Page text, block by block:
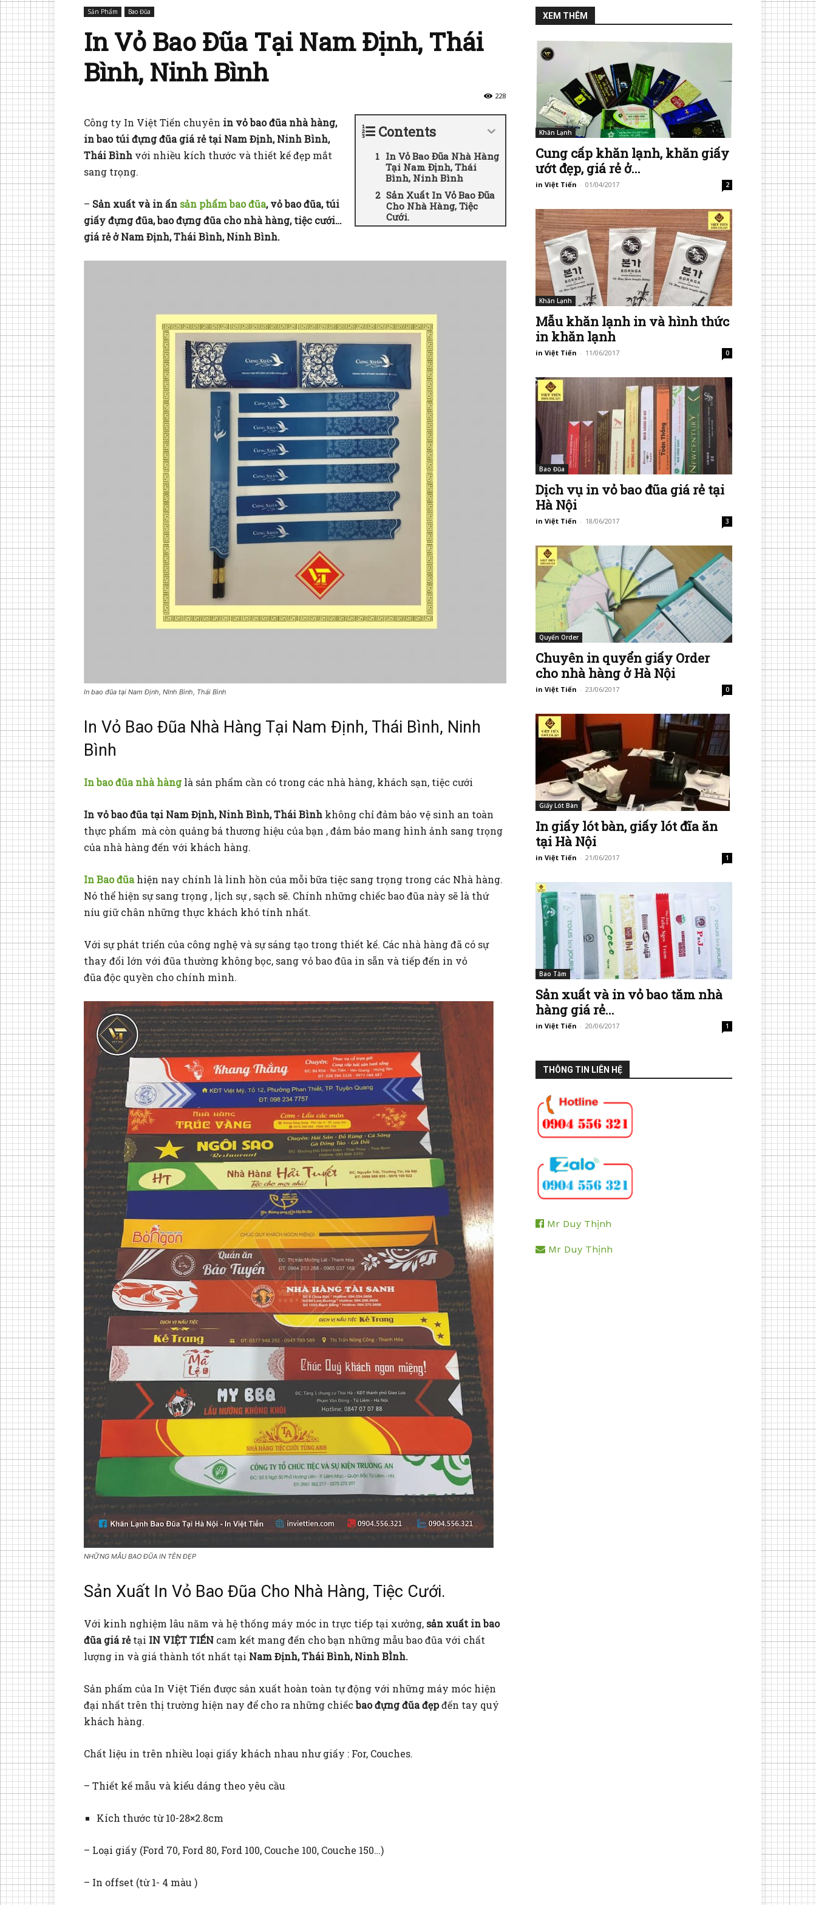
Sản Phẩm Bao Đũa
In Vỏ Bao Đũa Tại Nam Định, Thái
Bình, Ninh Bình
228
Contents
In Vỏ Bao Đũa Nhà Hàng
Tại Nam Định, Thái
Bình, Ninh Bình
Sản Xuất In Vỏ Bao Đũa
Cho Nhà Hàng, Tiệc
Cưới.
Công ty In Việt Tiến chuyên in vỏ bao đũa nhà hàng,
in bao túi đựng đũa giá rẻ tại Nam Định, Ninh Bình,
Thái Bình với nhiều kích thước và thiết kế đẹp mắt
sang trọng.
– Sản xuất và in ấn sản phẩm bao đũa, vỏ bao đũa, túi
giấy đựng đũa, bao đựng đũa cho nhà hàng, tiệc cưới…
giá rẻ ở Nam Định, Thái Bình, Ninh Bình.
In bao đũa tại Nam Định, NInh Bình, Thái Bình
In Vỏ Bao Đũa Nhà Hàng Tại Nam Định, Thái Bình, Ninh
Bình
In bao đũa nhà hànglà sản phẩm cần có trong các nhà hàng, khách sạn, tiệc cưới
In vỏ bao đũa tại Nam Định, Ninh Bình, Thái Bình không chỉ đảm bảo vệ sinh an toàn
thực phẩm mà còn quảng bá thương hiệu của bạn , đảm bảo mang hình ảnh sang trọng
của nhà hàng đến với khách hàng.
In Bao đũahiện nay chính là linh hồn của mỗi bữa tiệc sang trọng trong các Nhà hàng.
Nó thể hiện sự sang trọng , lịch sự , sạch sẽ. Chính những chiếc bao đũa này sẽ là thứ
níu giữ chân những thực khách khó tính nhất.
Với sự phát triển của công nghệ và sự sáng tạo trong thiết kế. Các nhà hàng đã có sự
thay đổi lớn với đũa thường không bọc, sang vỏ bao đũa in sẵn và tiếp đến in vỏ
đũa độc quyền cho chính mình.
NHỮNG MẪU BAO ĐŨA IN TÊN ĐẸP
Sản Xuất In Vỏ Bao Đũa Cho Nhà Hàng, Tiệc Cưới.
Với kinh nghiệm lâu năm và hệ thống máy móc in trực tiếp tại xưởng, sản xuất in bao
đũa giá rẻtại IN VIỆT TIẾN cam kết mang đến cho bạn những mẫu bao đũa với chất
lượng in và giá thành tốt nhất tại Nam Định, Thái Bình, Ninh BÌnh.
Sản phẩm của In Việt Tiến được sản xuất hoàn toàn tự động với những máy móc hiện
đại nhất trên thị trường hiện nay để cho ra những chiếcbao đựng đũa đẹpđến tay quý
khách hàng.
Chất liệu in trên nhiều loại giấy khách nhau như giấy : For, Couches.
– Thiết kế mẫu và kiểu dáng theo yêu cầu
Kích thước từ 10-28×2.8cm
– Loại giấy (Ford 70, Ford 80, Ford 100, Couche 100, Couche 150…)
– In offset (từ 1- 4 màu )
XEM THÊM
Khăn Lạnh
Cung cấp khăn lạnh, khăn giấy
ướt đẹp, giá rẻ ở...
in Việt Tiến - 01/04/2017 2
Khăn Lạnh
Mẫu khăn lạnh in và hình thức
in khăn lạnh
in Việt Tiến - 11/06/2017 0
Bao Đũa
Dịch vụ in vỏ bao đũa giá rẻ tại
Hà Nội
in Việt Tiến - 18/06/2017 3
Quyển Order
Chuyên in quyển giấy Order
cho nhà hàng ở Hà Nội
in Việt Tiến - 23/06/2017 0
Giấy Lót Bàn
In giấy lót bàn, giấy lót đĩa ăn
tại Hà Nội
in Việt Tiến - 21/06/2017 1
Bao Tăm
Sản xuất và in vỏ bao tăm nhà
hàng giá rẻ...
in Việt Tiến - 20/06/2017 1
THÔNG TIN LIÊN HỆ
Mr Duy Thịnh
Mr Duy Thịnh